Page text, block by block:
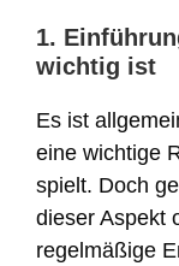
1.
wichtig ist
Es ist
eine wichtige
spielt. Doch
dieser Aspekt
regelmäßige